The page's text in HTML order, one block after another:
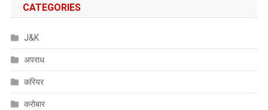
CATEGORIES
J&K
अपराध
करियर
करोबार